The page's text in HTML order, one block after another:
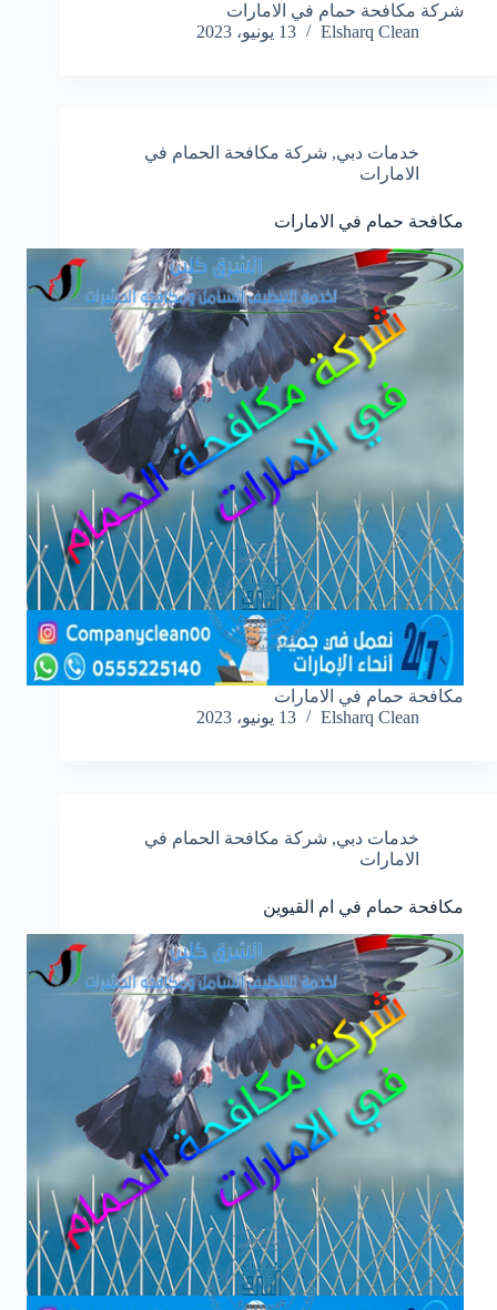
شركة مكافحة حمام في الامارات
Elsharq Clean
13 يونيو، 2023
خدمات دبي, شركة مكافحة الحمام في
الامارات
مكافحة حمام في الامارات
مكافحة حمام في الامارات
Elsharq Clean
13 يونيو، 2023
خدمات دبي, شركة مكافحة الحمام في
الامارات
مكافحة حمام في ام القيوين